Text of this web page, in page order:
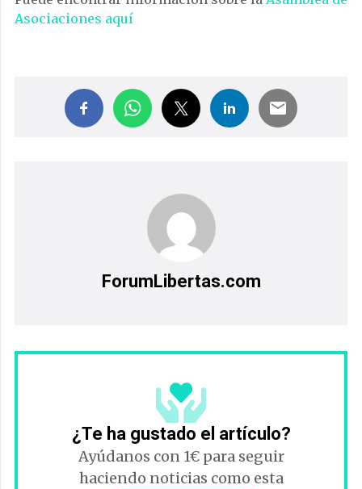
Asociaciones aquí
ForumLibertas.com
¿Te ha gustado el artículo?
Ayúdanos con 1€ para seguir
haciendo noticias como esta